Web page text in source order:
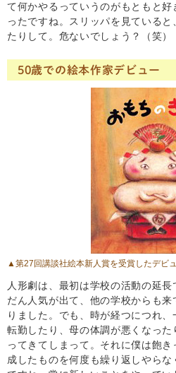
て何かやるっていうのがもともと
ったですね。スリッパを見ている
たりして。危ないでしょう？（笑）
50歳での絵本作家デビュー
▲第27回講談社絵本新人賞を受賞したデビ
人形劇は、最初は学校の活動の延
だん人気が出て、他の学校からも
りました。でも、時が経つにつれ
転勤したり、母の体調が悪くなっ
ってきてしまって。それに僕は飽
成したものを何度も繰り返しやら